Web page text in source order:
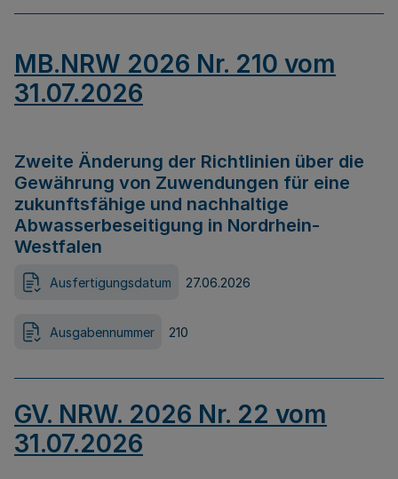
MB.NRW 2026 Nr. 210 vom
31.07.2026
Zweite Änderung der Richtlinien über die
Gewährung von Zuwendungen für eine
zukunftsfähige und nachhaltige
Abwasserbeseitigung in Nordrhein-
Westfalen
Ausfertigungsdatum 27.06.2026
Ausgabennummer 210
GV. NRW. 2026 Nr. 22 vom
31.07.2026